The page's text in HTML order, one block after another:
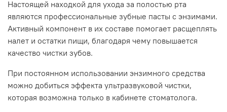
Настоящей находкой для ухода за полостью рта
являются профессиональные зубные пасты с энзимами.
Активный компонент в их составе помогает расщеплять
налет и остатки пищи, благодаря чему повышается
качество чистки зубов.
При постоянном использовании энзимного средства
можно добиться эффекта ультразвуковой чистки,
которая возможна только в кабинете стоматолога.